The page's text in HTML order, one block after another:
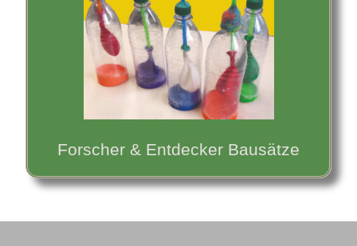
Forscher & Entdecker Bausätze